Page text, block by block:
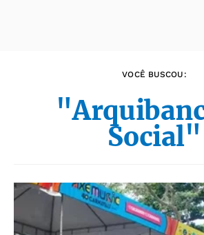
VOCÊ BUSCOU:
Social"